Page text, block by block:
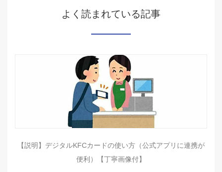
よく読まれている記事
【説明】デジタルKFCカードの使い方（公式アプリに連携が
便利）【丁寧画像付】